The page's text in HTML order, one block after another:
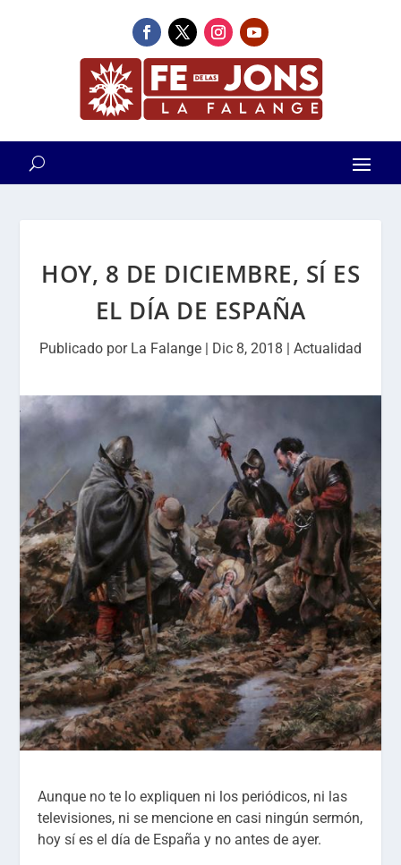
HOY, 8 DE DICIEMBRE, SÍ ES
EL DÍA DE ESPAÑA
Publicado por La Falange | Dic 8, 2018 | Actualidad
Aunque no te lo expliquen ni los periódicos, ni las
televisiones, ni se mencione en casi ningún sermón,
hoy sí es el día de España y no antes de ayer.